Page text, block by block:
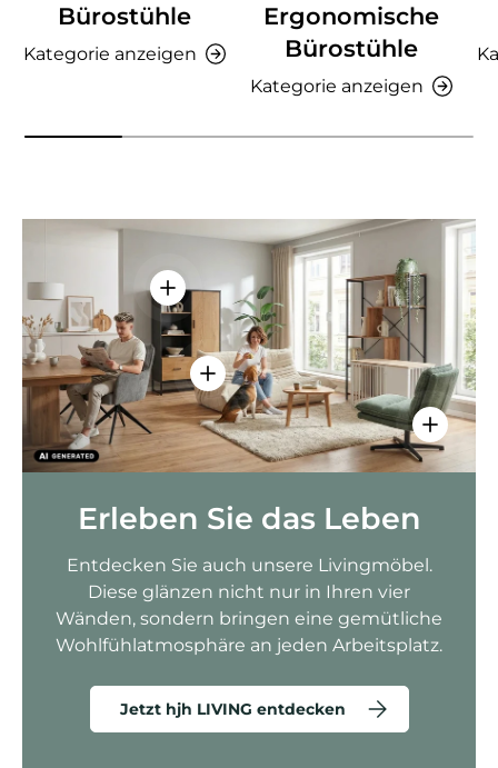
Bürostühle
Kategorie anzeigen
Ergonomische
Bürostühle
Kategorie anzeigen
Einzelheiten anzeigen - AMIO H -
Einzelheiten anzeigen - Sitzolo 2
Erleben Sie das Leben
Entdecken Sie auch unsere Livingmöbel.
Diese glänzen nicht nur in Ihren vier
Wänden, sondern bringen eine gemütliche
Wohlfühlatmosphäre an jeden Arbeitsplatz.
Jetzt hjh LIVING entdecken